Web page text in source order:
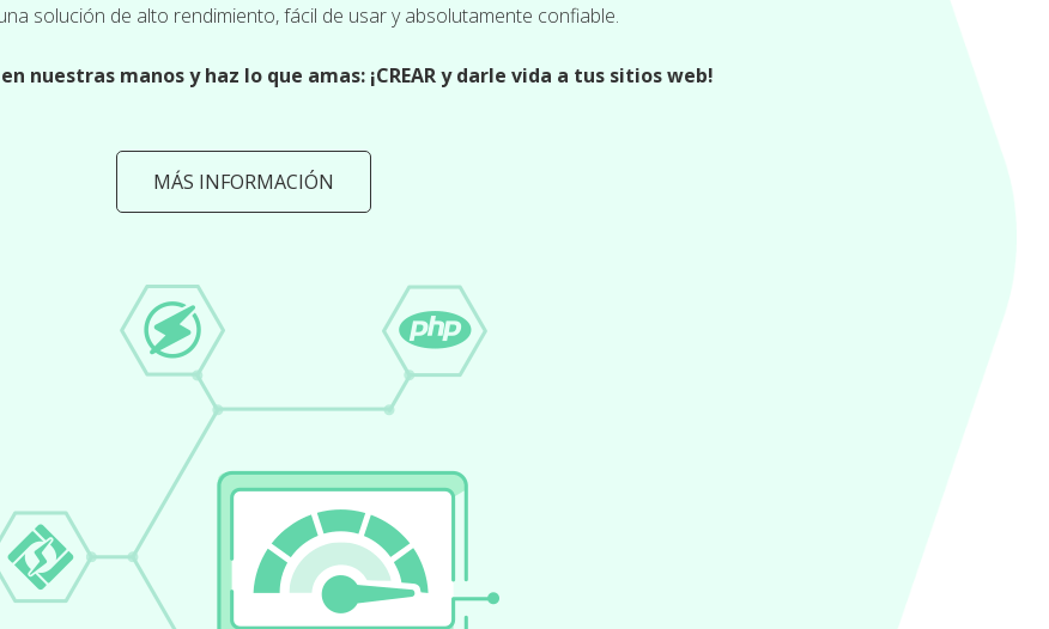
solución de alto rendimiento, fácil de usar y absolutamente confiable.
nuestras manos y haz lo que amas: ¡CREAR y darle vida a tus sitios web!
MÁS INFORMACIÓN